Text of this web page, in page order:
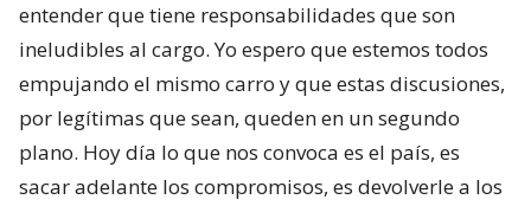
entender que tiene responsabilidades que son
ineludibles al cargo. Yo espero que estemos todos
empujando el mismo carro y que estas discusiones,
por legítimas que sean, queden en un segundo
plano. Hoy día lo que nos convoca es el país, es
sacar adelante los compromisos, es devolverle a los